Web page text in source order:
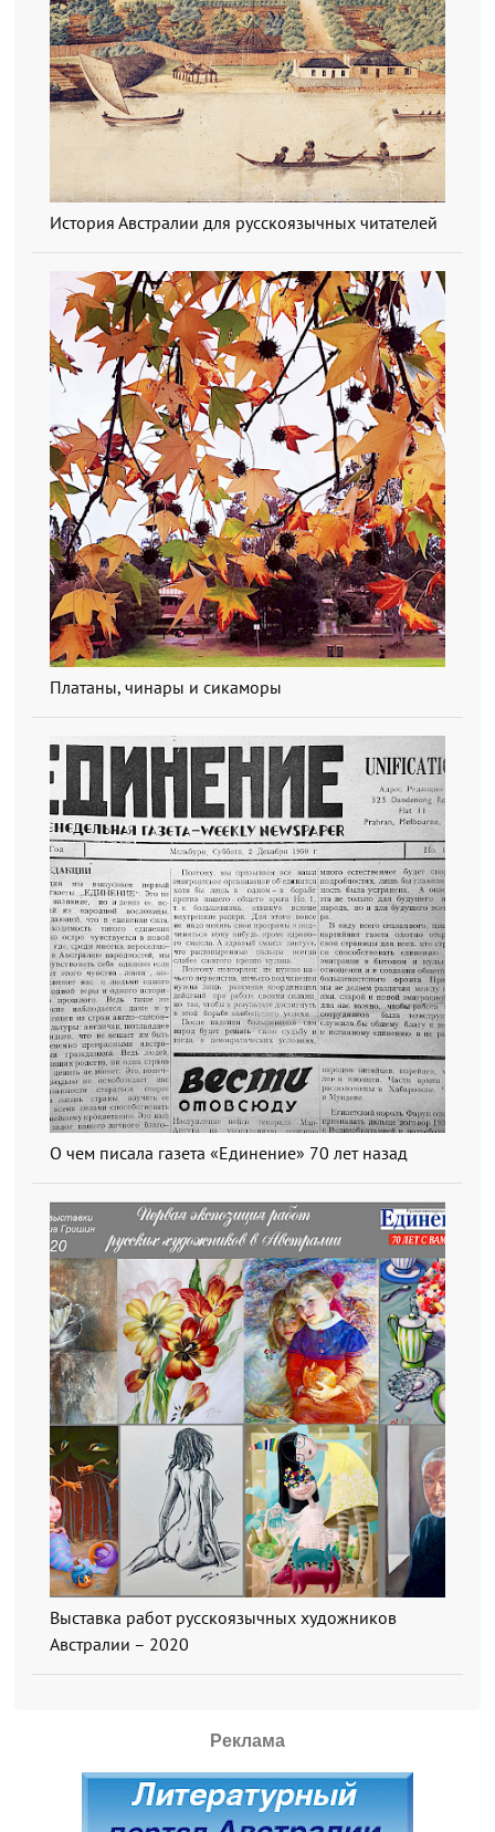
История Австралии для русскоязычных читателей
Платаны, чинары и сикаморы
О чем писала газета «Единение» 70 лет назад
Выставка работ русскоязычных художников
Австралии – 2020
Реклама